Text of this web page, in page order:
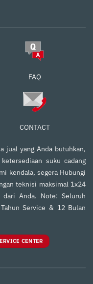
FAQ
CONTACT
jual yang Anda butuhkan,
suku cadang
kendala, segera Hubungi
teknisi maksimal 1x24
Anda. Note: Seluruh
Service & 12 Bulan
CENTER